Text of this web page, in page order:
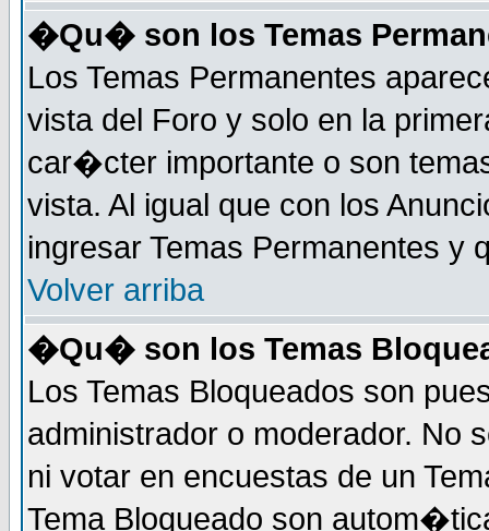
�Qu� son los Temas
Los Temas Permanentes
vista del Foro y solo en la
car�cter importante o son
vista. Al igual que con los
ingresar Temas Permanentes y
Volver arriba
�Qu� son los Temas
Los Temas Bloqueados son
administrador o moderador. No
ni votar en encuestas de un
Tema Bloqueado son